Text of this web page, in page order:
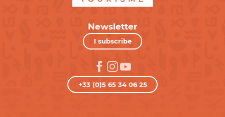
Newsletter
I subscribe
+33 (0)5 65 34 06 25